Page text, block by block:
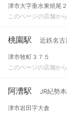
津市大字垂水東焼尾
このページの店舗か
桃園駅 近鉄名古
津市牧町３７５
このページの店舗か
阿漕駅 JR紀勢
津市岩田字大倉